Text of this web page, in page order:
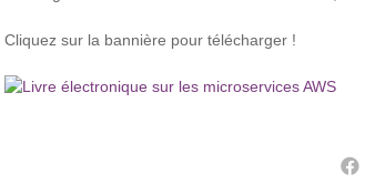
Cliquez sur la bannière pour télécharger !